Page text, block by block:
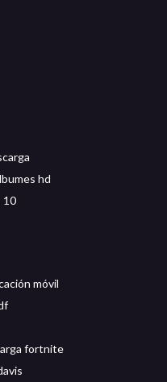
hd
10
móvil
fortnite